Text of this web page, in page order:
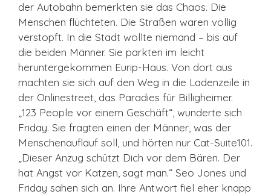
der Autobahn bemerkten sie das Chaos. Die
Menschen flüchteten. Die Straßen waren völlig
verstopft. In die Stadt wollte niemand – bis auf
die beiden Männer. Sie parkten im leicht
heruntergekommen Eurip-Haus. Von dort aus
machten sie sich auf den Weg in die Ladenzeile in
der Onlinestreet, das Paradies für Billigheimer.
„123 People vor einem Geschäft“, wunderte sich
Friday. Sie fragten einen der Männer, was der
Menschenauflauf soll, und hörten nur Cat-Suite101.
„Dieser Anzug schützt Dich vor dem Bären. Der
hat Angst vor Katzen, sagt man.“ Seo Jones und
Friday sahen sich an. Ihre Antwort fiel eher knapp